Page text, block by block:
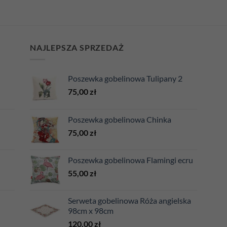
NAJLEPSZA SPRZEDAŻ
Poszewka gobelinowa Tulipany 2
75,00 zł
Poszewka gobelinowa Chinka
75,00 zł
Poszewka gobelinowa Flamingi ecru
55,00 zł
Serweta gobelinowa Róża angielska
98cm x 98cm
120,00 zł